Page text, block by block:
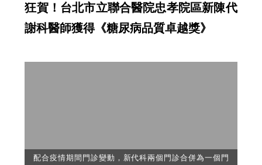
狂賀！台北市立聯合醫院忠孝院區新陳代
謝科醫師獲得《糖尿病品質卓越獎》
配合疫情期間門診變動，新代科兩個門診合併為一個門